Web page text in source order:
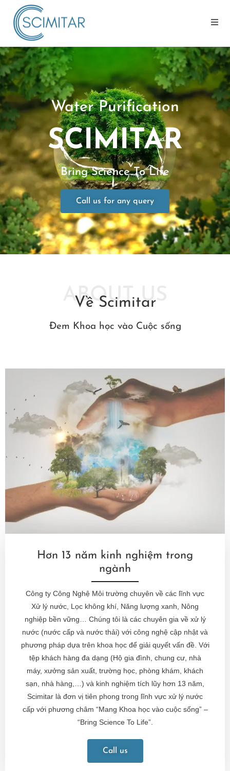
Water Purification
SCIMITAR
Bring Science To Life
Call us for any query
ABOUT US
Về Scimitar
Đem Khoa học vào Cuộc sống
Hơn 13 năm kinh nghiệm trong
ngành
Công ty Công Nghệ Môi trường chuyên về các lĩnh vực
Xử lý nước, Lọc không khí, Năng lượng xanh, Nông
nghiệp bền vững… Chúng tôi là các chuyên gia về xử lý
nước (nước cấp và nước thải) với công nghệ cập nhật và
phương pháp dựa trên khoa học để giải quyết vấn đề. Với
tệp khách hàng đa dạng (Hộ gia đình, chung cư, nhà
máy, xưởng sản xuất, trường học, phòng khám, khách
sạn, nhà hàng,…) và kinh nghiệm tích lũy hơn 13 năm,
Scimitar là đơn vị tiên phong trong lĩnh vực xử lý nước
cấpvới phương châm “Mang Khoa học vào cuộc sống” –
“Bring Science To Life”.
Call us